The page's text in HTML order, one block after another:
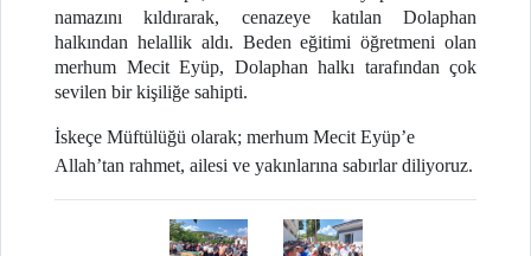
namazını kıldırarak, cenazeye katılan Dolaphan
halkından helallik aldı. Beden eğitimi öğretmeni olan
merhum Mecit Eyüp, Dolaphan halkı tarafından çok
sevilen bir kişiliğe sahipti.
İskeçe Müftülüğü olarak; merhum Mecit Eyüp’e
Allah’tan rahmet, ailesi ve yakınlarına sabırlar diliyoruz.